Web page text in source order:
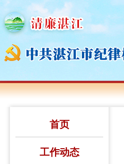
首页
工作动态